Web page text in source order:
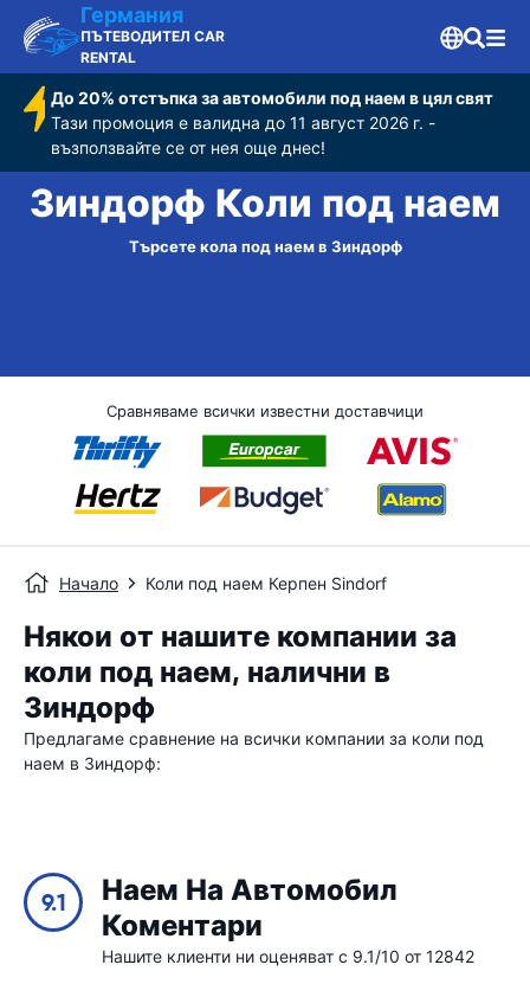
Германия
ПЪТЕВОДИТЕЛ CAR
RENTAL
До 20% отстъпка за автомобили под наем в цял свят
Тази промоция е валидна до 11 август 2026 г. -
възползвайте се от нея още днес!
Зиндорф Коли под наем
Търсете кола под наем в Зиндорф
Сравняваме всички известни доставчици
Начало Коли под наем Керпен Sindorf
Някои от нашите компании за
коли под наем, налични в
Зиндорф
Предлагаме сравнение на всички компании за коли под
наем в Зиндорф:
9.1
Наем На Автомобил
Коментари
Нашите клиенти ни оценяват с 9.1/10 от 12842